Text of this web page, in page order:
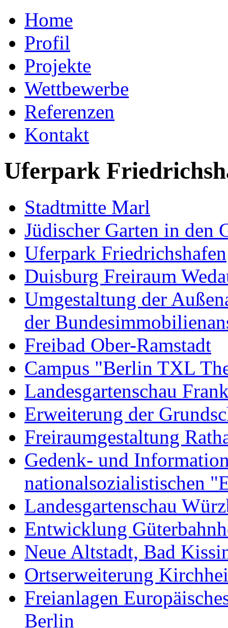
Home
Profil
Projekte
Wettbewerbe
Referenzen
Kontakt
Uferpark
Stadtmitte Marl
Jüdischer Garten in den
Uferpark Friedrichshafen
Duisburg Freiraum
Umgestaltung der
der
Freibad Ober-Ramstadt
Campus "Berlin TXL
Landesgartenschau
Erweiterung der
Freiraumgestaltung
Gedenk- und
nationalsozialistischen
Landesgartenschau
Entwicklung
Neue Altstadt, Bad
Ortserweiterung
Freianlagen
Berlin